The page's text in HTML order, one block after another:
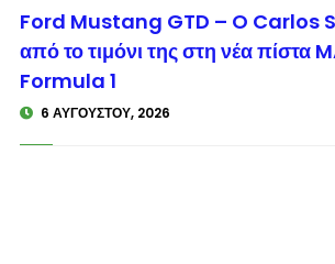
Ford Mustang GTD – O Carlos
από το τιμόνι της στη νέα πίστα
Formula 1
6 ΑΥΓΟΎΣΤΟΥ, 2026